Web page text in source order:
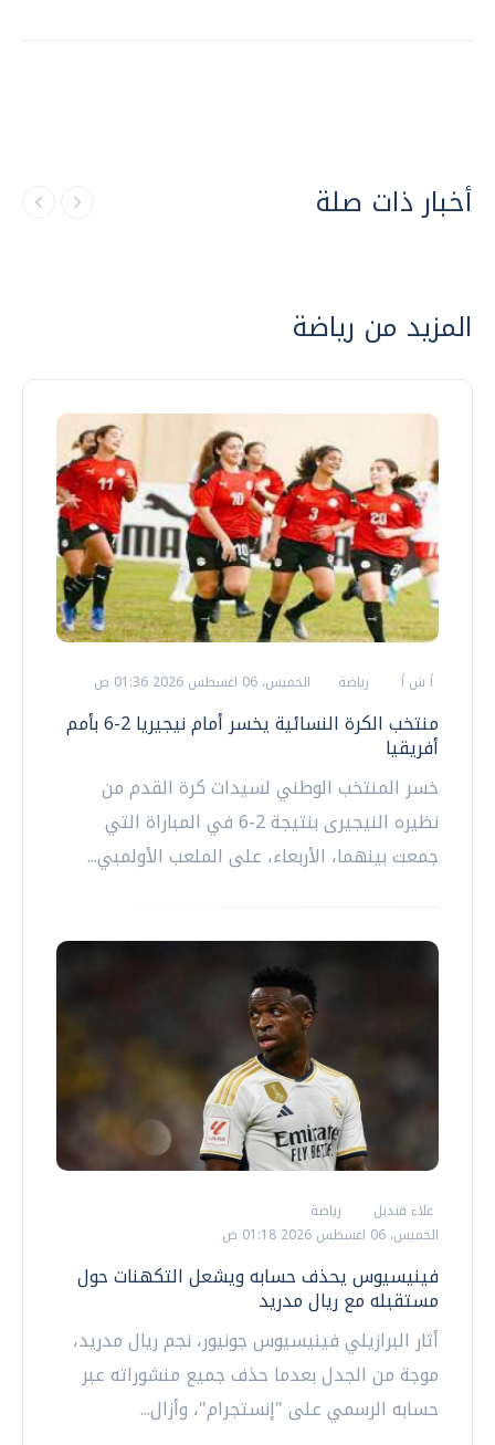
أخبار ذات صلة
المزيد من رياضة
أ ش أ رياضة الخميس، 06 اغسطس 2026 01:36 ص
منتخب الكرة النسائية يخسر أمام نيجيريا 2-6 بأمم
أفريقيا
خسر المنتخب الوطني لسيدات كرة القدم من
نظيره النيجيرى بنتيجة 2-6 في المباراة التي
جمعت بينهما، الأربعاء، على الملعب الأولمبي...
علاء قنديل
رياضة
الخميس، 06 اغسطس 2026 01:18 ص
فينيسيوس يحذف حسابه ويشعل التكهنات حول
مستقبله مع ريال مدريد
أثار البرازيلي فينيسيوس جونيور، نجم ريال مدريد،
موجة من الجدل بعدما حذف جميع منشوراته عبر
حسابه الرسمي على "إنستجرام"، وأزال...